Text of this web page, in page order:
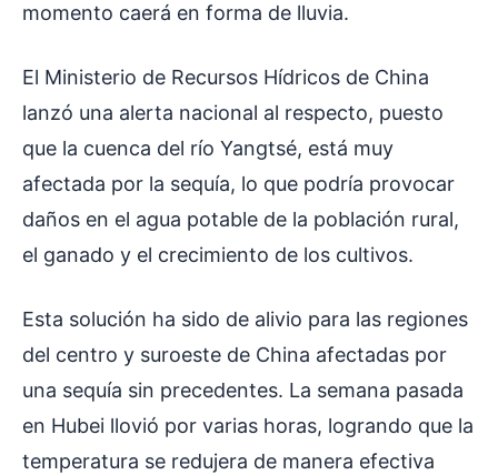
momento caerá en forma de lluvia.
El Ministerio de Recursos Hídricos de China
lanzó una alerta nacional al respecto, puesto
que la cuenca del río Yangtsé, está muy
afectada por la sequía, lo que podría provocar
daños en el agua potable de la población rural,
el ganado y el crecimiento de los cultivos.
Esta solución ha sido de alivio para las regiones
del centro y suroeste de China afectadas por
una sequía sin precedentes. La semana pasada
en Hubei llovió por varias horas, logrando que la
temperatura se redujera de manera efectiva